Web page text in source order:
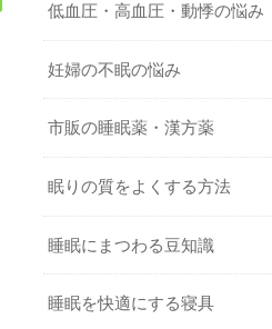
低血圧・高血圧・動悸の悩み
妊婦の不眠の悩み
市販の睡眠薬・漢方薬
眠りの質をよくする方法
睡眠にまつわる豆知識
睡眠を快適にする寝具